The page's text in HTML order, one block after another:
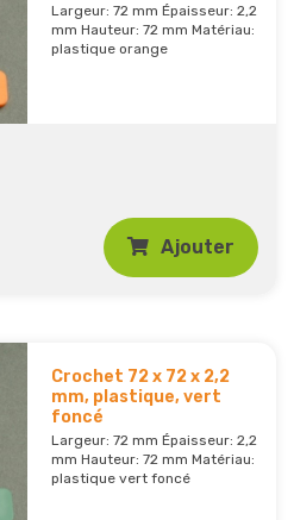
Largeur: 72 mm Épaisseur: 2,2
mm Hauteur: 72 mm Matériau:
plastique orange
Ajouter
Crochet 72 x 72 x 2,2
mm, plastique, vert
foncé
Largeur: 72 mm Épaisseur: 2,2
mm Hauteur: 72 mm Matériau:
plastique vert foncé